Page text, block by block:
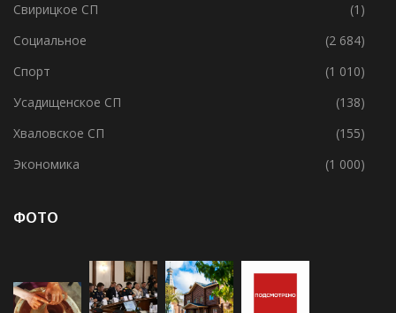
Свирицкое СП
(1)
Социальное
(2 684)
Спорт
(1 010)
Усадищенское СП
(138)
Хваловское СП
(155)
Экономика
(1 000)
ФОТО